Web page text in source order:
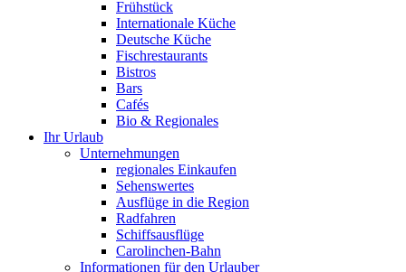
Frühstück
Internationale Küche
Deutsche Küche
Fischrestaurants
Bistros
Bars
Cafés
Bio & Regionales
Ihr Urlaub
Unternehmungen
regionales Einkaufen
Sehenswertes
Ausflüge in die Region
Radfahren
Schiffsausflüge
Carolinchen-Bahn
Informationen für den Urlauber